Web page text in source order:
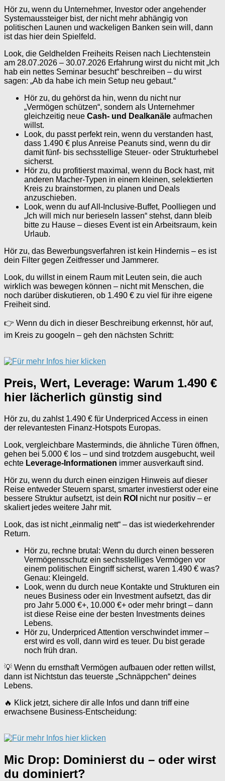
Hör zu, wenn du Unternehmer, Investor oder angehender
Systemaussteiger bist, der nicht mehr abhängig von
politischen Launen und wackeligen Banken sein will, dann
ist das hier dein Spielfeld.
Look, die Geldhelden Freiheits Reisen nach Liechtenstein
am 28.07.2026 – 30.07.2026 Erfahrung wirst du nicht mit „Ich
hab ein nettes Seminar besucht“ beschreiben – du wirst
sagen: „Ab da habe ich mein Setup neu gebaut.“
Hör zu, du gehörst da hin, wenn du nicht nur
„Vermögen schützen“, sondern als Unternehmer
gleichzeitig neue Cash- und Dealkanäle aufmachen
willst.
Look, du passt perfekt rein, wenn du verstanden hast,
dass 1.490 € plus Anreise Peanuts sind, wenn du dir
damit fünf- bis sechsstellige Steuer- oder Strukturhebel
sicherst.
Hör zu, du profitierst maximal, wenn du Bock hast, mit
anderen Macher-Typen in einem kleinen, selektierten
Kreis zu brainstormen, zu planen und Deals
anzuschieben.
Look, wenn du auf All-Inclusive-Buffet, Poolliegen und
„Ich will mich nur berieseln lassen“ stehst, dann bleib
bitte zu Hause – dieses Event ist ein Arbeitsraum, kein
Urlaub.
Hör zu, das Bewerbungsverfahren ist kein Hindernis – es ist
dein Filter gegen Zeitfresser und Jammerer.
Look, du willst in einem Raum mit Leuten sein, die auch
wirklich was bewegen können – nicht mit Menschen, die
noch darüber diskutieren, ob 1.490 € zu viel für ihre eigene
Freiheit sind.
👉 Wenn du dich in dieser Beschreibung erkennst, hör auf,
im Kreis zu googeln – geh den nächsten Schritt:
Preis, Wert, Leverage: Warum 1.490 €
hier lächerlich günstig sind
Hör zu, du zahlst 1.490 € für Underpriced Access in einen
der relevantesten Finanz-Hotspots Europas.
Look, vergleichbare Masterminds, die ähnliche Türen öffnen,
gehen bei 5.000 € los – und sind trotzdem ausgebucht, weil
echte Leverage-Informationen immer ausverkauft sind.
Hör zu, wenn du durch einen einzigen Hinweis auf dieser
Reise entweder Steuern sparst, smarter investierst oder eine
bessere Struktur aufsetzt, ist dein ROI nicht nur positiv – er
skaliert jedes weitere Jahr mit.
Look, das ist nicht „einmalig nett“ – das ist wiederkehrender
Return.
Hör zu, rechne brutal: Wenn du durch einen besseren
Vermögensschutz ein sechsstelliges Vermögen vor
einem politischen Eingriff sicherst, waren 1.490 € was?
Genau: Kleingeld.
Look, wenn du durch neue Kontakte und Strukturen ein
neues Business oder ein Investment aufsetzt, das dir
pro Jahr 5.000 €+, 10.000 €+ oder mehr bringt – dann
ist diese Reise eine der besten Investments deines
Lebens.
Hör zu, Underpriced Attention verschwindet immer –
erst wird es voll, dann wird es teuer. Du bist gerade
noch früh dran.
💡 Wenn du ernsthaft Vermögen aufbauen oder retten willst,
dann ist Nichtstun das teuerste „Schnäppchen“ deines
Lebens.
🔥 Klick jetzt, sichere dir alle Infos und dann triff eine
erwachsene Business-Entscheidung:
Mic Drop: Dominierst du – oder wirst
du dominiert?